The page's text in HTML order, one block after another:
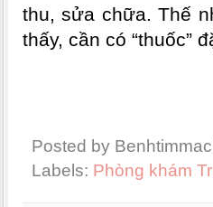
thu, sửa chữa. Thế
thấy, cần có “thuốc”
Posted by
Labels: Phòng khám